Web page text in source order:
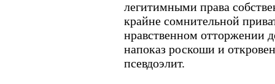
легитимными права
крайне сомнительной
нравственном отторжении
напоказ роскоши и
псевдоэлит.